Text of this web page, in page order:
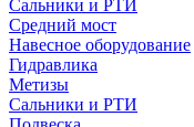
Сальники и РТИ
Средний мост
Навесное оборудование
Гидравлика
Метизы
Сальники и РТИ